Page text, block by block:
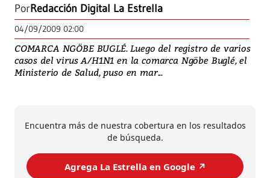
PorRedacción Digital La Estrella
04/09/2009 02:00
COMARCA NGÖBE BUGLÉ. Luego del registro de varios
casos del virus A/H1N1 en la comarca Ngöbe Buglé, el
Ministerio de Salud, puso en mar...
Encuentra más de nuestra cobertura en los resultados
de búsqueda.
Agrega La Estrella en Google ↗️